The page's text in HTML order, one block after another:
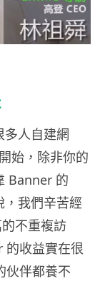
多人自建網
始，除非你的
Banner 的
我們辛苦經
不重複訪
的收益實在很
伙伴都養不